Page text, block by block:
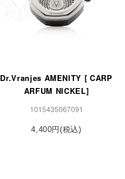
Dr.Vranjes AMENITY [ CARP
ARFUM NICKEL]
1015435067091
4,400円(税込)